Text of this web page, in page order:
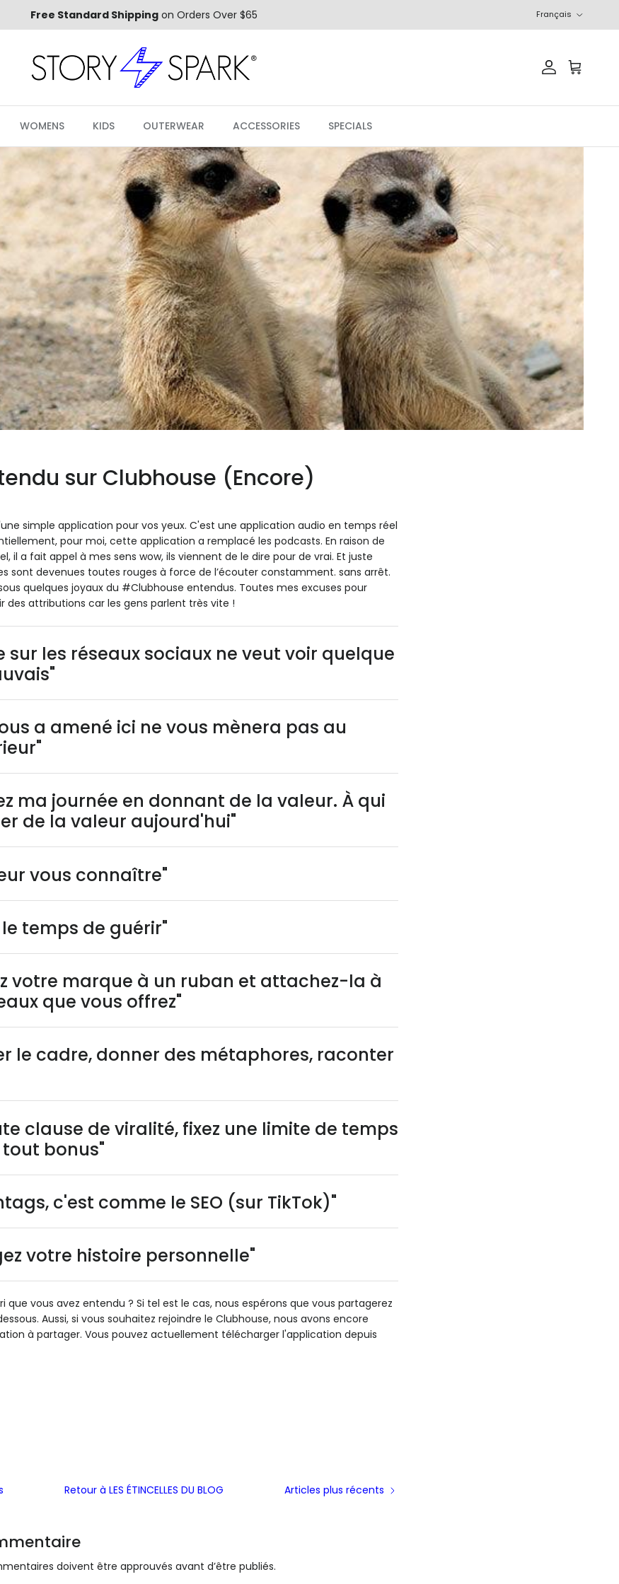
Free Standard Shippingon Orders Over $65 Français
ComptePanier
WOMENS KIDS OUTERWEAR ACCESSORIES SPECIALS
sur Clubhouse (Encore)
simple application pour vos yeux. C'est une application audio en temps réel
pour moi, cette application a remplacé les podcasts. En raison de
il a fait appel à mes sens wow, ils viennent de le dire pour de vrai. Et juste
sont devenues toutes rouges à force de l’écouter constamment. sans arrêt.
quelques joyaux du #Clubhouse entendus. Toutes mes excuses pour
des attributions car les gens parlent très vite !
sur les réseaux sociaux ne veut voir quelque
a amené ici ne vous mènera pas au
ma journée en donnant de la valeur. À qui
de la valeur aujourd'hui"
vous connaître"
temps de guérir"
votre marque à un ruban et attachez-la à
que vous offrez"
le cadre, donner des métaphores, raconter
clause de viralité, fixez une limite de temps
bonus"
c'est comme le SEO (sur TikTok)"
votre histoire personnelle"
vous avez entendu ? Si tel est le cas, nous espérons que vous partagerez
Aussi, si vous souhaitez rejoindre le Clubhouse, nous avons encore
à partager. Vous pouvez actuellement télécharger l'application depuis
Retour à LES ÉTINCELLES DU BLOG Articles plus récents
doivent être approuvés avant d’être publiés.